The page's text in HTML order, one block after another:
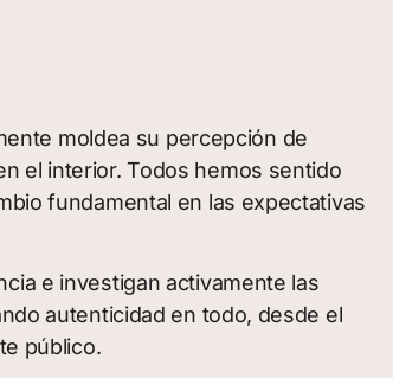
moldea su percepción de
el interior. Todos hemos sentido
fundamental en las expectativas
e investigan activamente las
autenticidad en todo, desde el
público.